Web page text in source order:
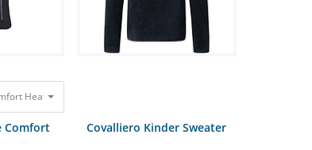
Heat Schwarz, Gr. XS
Comfort
Covalliero Kinder Sweater